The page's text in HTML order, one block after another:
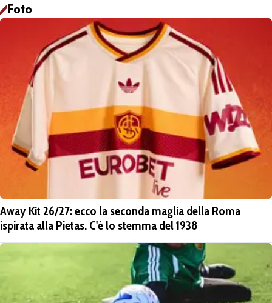
Foto
Away Kit 26/27: ecco la seconda maglia della Roma
ispirata alla Pietas. C'è lo stemma del 1938